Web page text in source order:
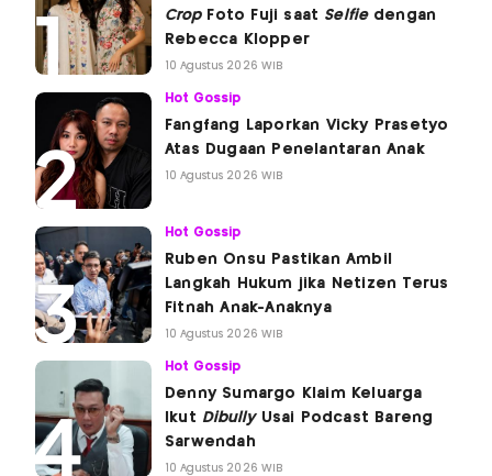
CropFoto Fuji saat Selfiedengan
Rebecca Klopper
10 Agustus 2026 WIB
Hot Gossip
Fangfang Laporkan Vicky Prasetyo
Atas Dugaan Penelantaran Anak
10 Agustus 2026 WIB
Hot Gossip
Ruben Onsu Pastikan Ambil
Langkah Hukum jika Netizen Terus
Fitnah Anak-Anaknya
10 Agustus 2026 WIB
Hot Gossip
Denny Sumargo Klaim Keluarga
Ikut DibullyUsai Podcast Bareng
Sarwendah
10 Agustus 2026 WIB